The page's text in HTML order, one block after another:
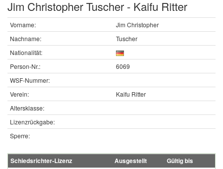
Jim Christopher Tuscher - Kaifu Ritter
Vorname:
Jim Christopher
Nachname:
Tuscher
Nationalität:
Person-Nr.:
6069
WSF-Nummer:
Verein:
Kaifu Ritter
Altersklasse:
Lizenzrückgabe:
Sperre:
Schiedsrichter-Lizenz Ausgestellt Gültig bis